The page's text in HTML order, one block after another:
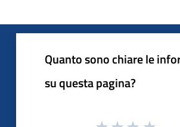
Quanto sono chiare le
su questa pagina?